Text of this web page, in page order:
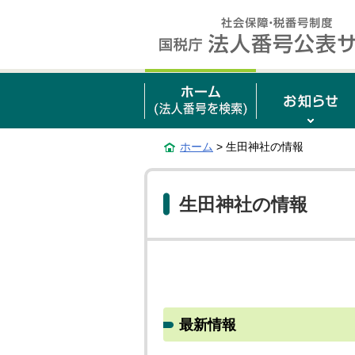
ホーム > 生田神社の情報
生田神社の情報
最新情報